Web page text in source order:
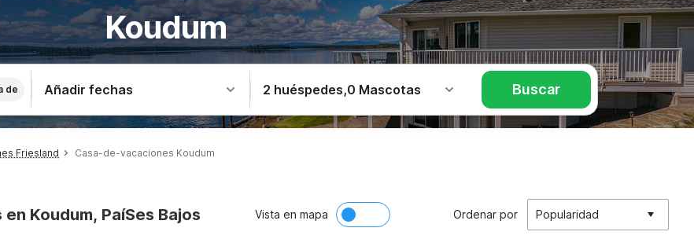
Koudum
de Añadir fechas 2 huéspedes,0 Mascotas Buscar
Friesland Casa-de-vacaciones Koudum
Koudum, PaíSes Bajos Vista en mapa Ordenar por Popularidad